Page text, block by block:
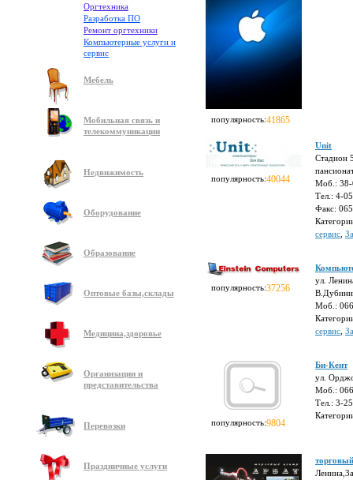
Оргтехника
Разработка ПО
Ремонт оргтехники
Компьютерные услуги и
сервис
Мебель
Мобильная связь и
телекоммуникации
Недвижимость
Оборудование
Образование
Оптовые базы,склады
Медицина,здоровье
Организации и
представительства
Перевозки
Праздничные услуги
популярность:41865
популярность:40044
Unit
Стадион
Моб.: 38-
Тел.: 4-
Факс:
сервис
популярность:37256
ул.
Моб.:
сервис
популярность:9804
Би-Кент
ул.
Моб.:
Тел.: 3-
Ленина,3а